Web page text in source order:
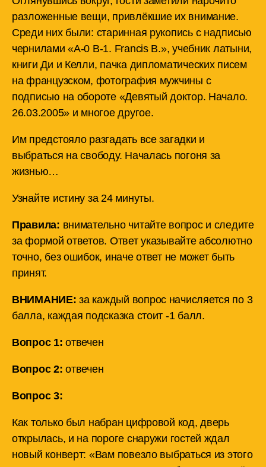
разложенные вещи, привлёкшие их внимание.
Среди них были: старинная рукопись с надписью
чернилами «A-0 B-1. Francis B.», учебник латыни,
книги Ди и Келли, пачка дипломатических писем
на французском, фотография мужчины с
подписью на обороте «Девятый доктор. Начало.
26.03.2005» и многое другое.
Им предстояло разгадать все загадки и
выбраться на свободу. Началась погоня за
жизнью…
Узнайте истину за 24 минуты.
Правила: внимательно читайте вопрос и следите
за формой ответов. Ответ указывайте абсолютно
точно, без ошибок, иначе ответ не может быть
принят.
ВНИМАНИЕ: за каждый вопрос начисляется по 3
балла, каждая подсказка стоит -1 балл.
Вопрос 1: отвечен
Вопрос 2: отвечен
Вопрос 3:
Как только был набран цифровой код, дверь
открылась, и на пороге снаружи гостей ждал
новый конверт: «Вам повезло выбраться из этого